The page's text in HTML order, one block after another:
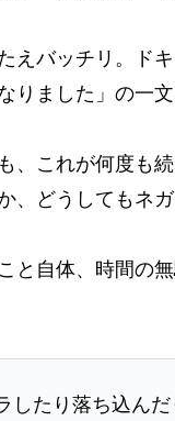
えバッチリ。ド
りました」の一文
、これが何度も
、どうしてもネ
と自体、時間の
したり落ち込ん